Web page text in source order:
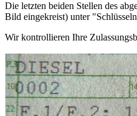
Die letzten beiden Stellen des
Bild eingekreist) unter
Wir kontrollieren Ihre